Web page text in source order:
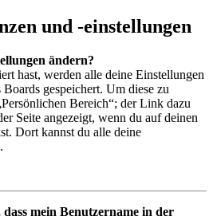
und -einstellungen
ändern?
hast, werden alle deine Einstellungen
gespeichert. Um diese zu
Bereich“; der Link dazu
Seite angezeigt, wenn du auf deinen
Dort kannst du alle deine
mein Benutzername in der